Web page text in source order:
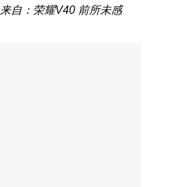
来自：荣耀V40 前所未感